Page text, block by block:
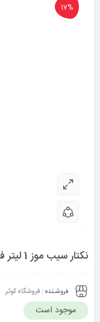
17%
نکتار سیب موز 1 لیتر فروت لند میهن – 6260176808846
فروشـنده : فروشگاه کوثر
موجود است